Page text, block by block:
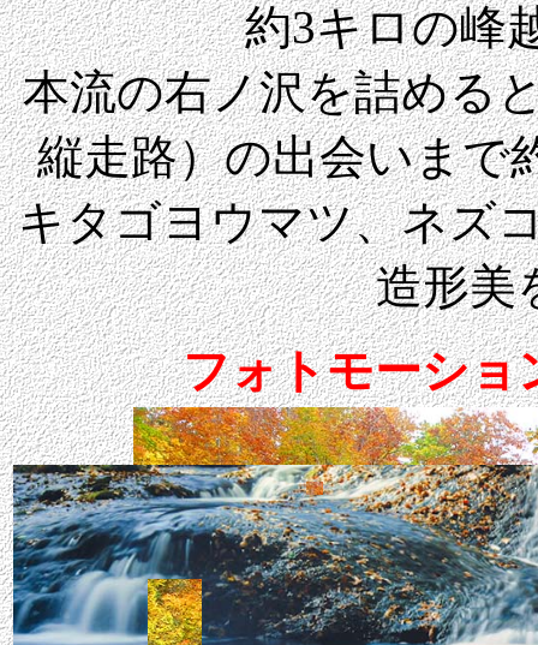
約3キロの峰
本流の右ノ沢を詰める
縦走路）の出会いまで
キタゴヨウマツ、ネズ
造形美
フォトモーショ